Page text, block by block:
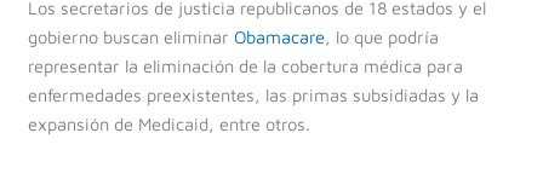
Los secretarios de justicia republicanos de 18 estados y el
gobierno buscan eliminar Obamacare, lo que podría
representar la eliminación de la cobertura médica para
enfermedades preexistentes, las primas subsidiadas y la
expansión de Medicaid, entre otros.